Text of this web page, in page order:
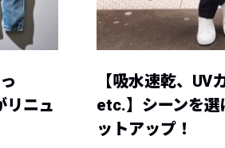
リニュ
【吸水速乾、UV
etc.】シーンを選
ットアップ！